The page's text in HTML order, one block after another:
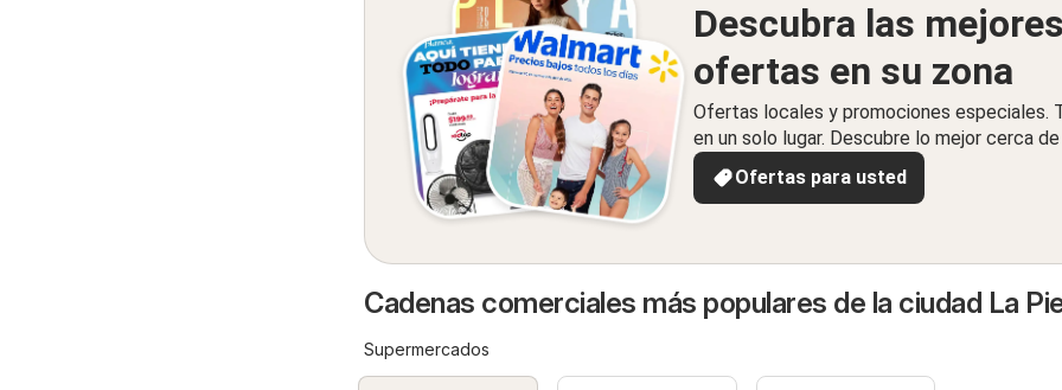
Descubra las mejores
ofertas en su zona
Ofertas locales y promociones especiales.
en un solo lugar. Descubre lo mejor cerca
Ofertas para usted
Cadenas comerciales más populares de la ciudad La
Supermercados